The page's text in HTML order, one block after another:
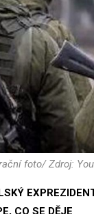
foto/ Zdroj:
CO SE DĚJE